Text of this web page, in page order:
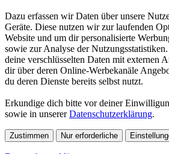
Dazu erfassen wir Daten über unsere
Geräte. Diese nutzen wir zur laufenden
Website und um dir personalisierte
sowie zur Analyse der
deine verschlüsselten Daten mit externen
dir über deren Online-Werbekanäle
du deren Dienste bereits selbst nutzt.
Erkundige dich bitte vor deiner
sowie in unsererDatenschutzerklärung.
Zustimmen Nur erforderliche